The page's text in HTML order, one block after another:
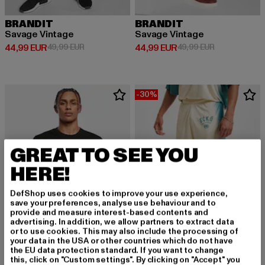
BRANDIT
Savage Vintage
44,99 EUR
Derzeitiger Preis: 44,99 EUR
49,99 EURAktionspreis: 49,99 EUR
BRANDIT
Savage Vintage
44,99 EUR
Derzeitiger Preis: 44,99 EUR
49,99 EURAktionspreis:
MISTER TEE
-30%
ECKO UNLTD.
GREAT TO SEE YOU
HERE!
DefShop uses cookies to improve your use experience,
save your preferences, analyse use behaviour and to
provide and measure interest-based contents and
advertising. In addition, we allow partners to extract data
or to use cookies. This may also include the processing of
your data in the USA or other countries which do not have
the EU data protection standard. If you want to change
this, click on "Custom settings". By clicking on "Accept" you